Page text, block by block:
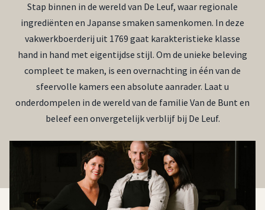
Stap binnen in de wereld van De Leuf, waar regionale
ingrediënten en Japanse smaken samenkomen. In deze
vakwerkboerderij uit 1769 gaat karakteristieke klasse
hand in hand met eigentijdse stijl. Om de unieke beleving
compleet te maken, is een overnachting in één van de
sfeervolle kamers een absolute aanrader. Laat u
onderdompelen in de wereld van de familie Van de Bunt en
beleef een onvergetelijk verblijf bij De Leuf.